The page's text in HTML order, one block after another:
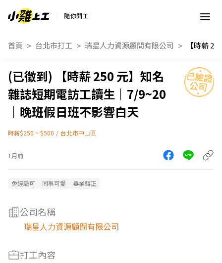
隨你開工
首頁 台北市打工 瑞星人力資源顧問有限公司
【時薪 250 元】知名
雜誌短期電訪工讀生｜7/9~20
｜晚班假日班不影響白天
時薪$250 ~ $500 / 台北市中山區
1月前
免經驗可 同事可愛 畢業轉正
公司名稱
瑞星人力資源顧問有限公司
打工內容